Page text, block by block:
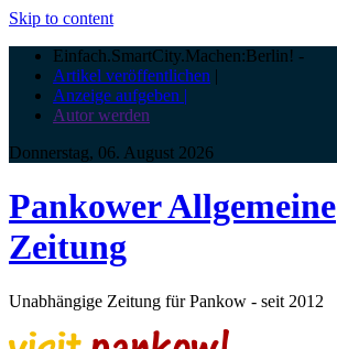
Skip to content
Einfach.SmartCity.Machen:Berlin! -
Artikel veröffentlichen |
Anzeige aufgeben |
Autor werden
Donnerstag, 06. August 2026
Pankower Allgemeine
Zeitung
Unabhängige Zeitung für Pankow - seit 2012